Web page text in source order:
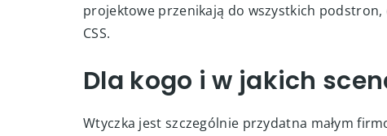
projektowe przenikają do wszystkich
CSS.
Dla kogo i w jakich
Wtyczka jest szczególnie przydatna małym